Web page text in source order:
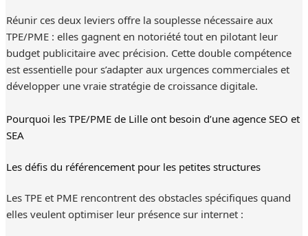
Réunir ces deux leviers offre la souplesse nécessaire aux
TPE/PME : elles gagnent en notoriété tout en pilotant leur
budget publicitaire avec précision. Cette double compétence
est essentielle pour s’adapter aux urgences commerciales et
développer une vraie stratégie de croissance digitale.
Pourquoi les TPE/PME de Lille ont besoin d’une agence SEO et
SEA
Les défis du référencement pour les petites structures
Les TPE et PME rencontrent des obstacles spécifiques quand
elles veulent optimiser leur présence sur internet :